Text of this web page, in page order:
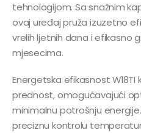
tehnologijom. Sa snažnim
ovaj uređaj pruža izuzetno
vrelih ljetnih dana i efikasno
mjesecima.
Energetska efikasnost
prednost, omogućavajući
minimalnu potrošnju
preciznu kontrolu